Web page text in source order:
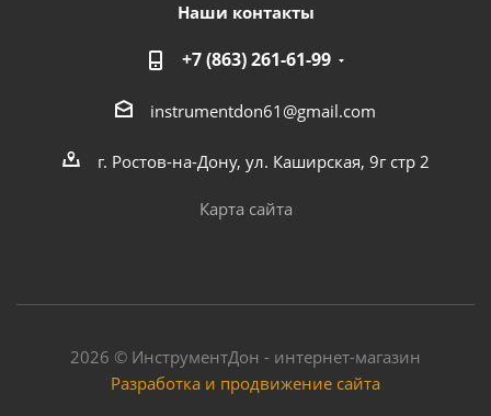
Наши контакты
+7 (863) 261-61-99
instrumentdon61@gmail.com
г. Ростов-на-Дону, ул. Каширская, 9г стр 2
Карта сайта
2026 © ИнструментДон - интернет-магазин
Разработка и продвижение сайта